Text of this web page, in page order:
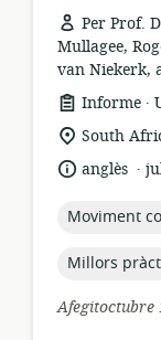
Per Prof.
Mullagee,
van Niekerk,
format
dels
recursos:
Informe .
ubicació
rellevant:
South
idioma:
anglès .
data
topic:
Moviment
topic:
Millors
Afegitoctubre